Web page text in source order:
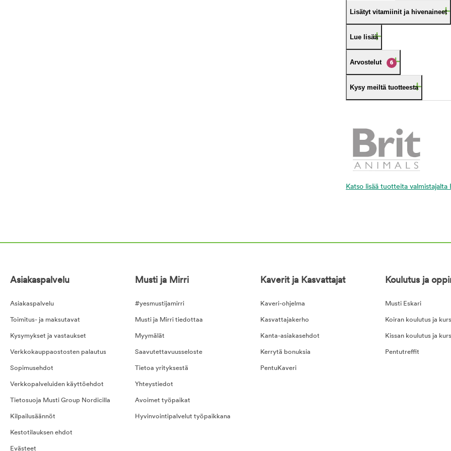
Lisätyt vitamiinit ja hivenaineet
Lue lisää
Arvostelut 6
Kysy meiltä tuotteesta
Katso lisää tuotteita valmistajalta
Asiakaspalvelu
Asiakaspalvelu
Toimitus- ja maksutavat
Kysymykset ja vastaukset
Verkkokauppaostosten palautus
Sopimusehdot
Verkkopalveluiden käyttöehdot
Tietosuoja Musti Group Nordicilla
Kilpailusäännöt
Kestotilauksen ehdot
Evästeet
Musti ja Mirri
#yesmustijamirri
Musti ja Mirri tiedottaa
Myymälät
Saavutettavuusseloste
Tietoa yrityksestä
Yhteystiedot
Avoimet työpaikat
Hyvinvointipalvelut työpaikkana
Kaverit ja Kasvattajat
Kaveri-ohjelma
Kasvattajakerho
Kanta-asiakasehdot
Kerrytä bonuksia
PentuKaveri
Koulutus ja
Musti Eskari
Koiran koulutus ja
Kissan koulutus ja
Pentutreffit